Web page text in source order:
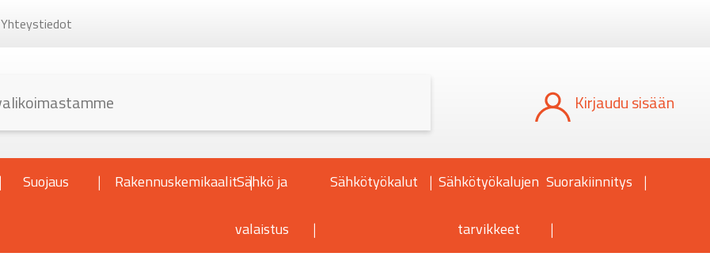
Yhteystiedot
Kun tuloksia tulee, voit selata niitä
Kirjaudu sisään
Suojaus RakennuskemikaalitSähkö ja
valaistus
Sähkötyökalut Sähkötyökalujen
tarvikkeet
Suorakiinnitys